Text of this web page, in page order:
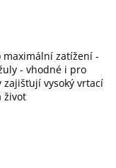
maximální zatížení -
- vhodné i pro
vysoký vrtací
život